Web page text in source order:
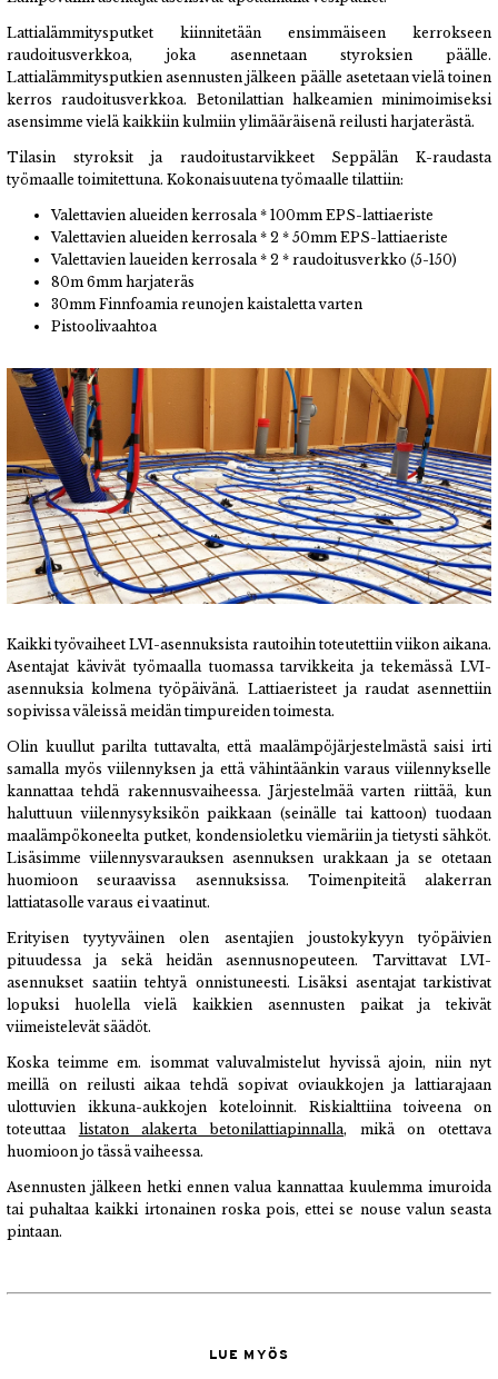
Lattialämmitysputket kiinnitetään ensimmäiseen kerrokseen
raudoitusverkkoa, joka asennetaan styroksien päälle.
Lattialämmitysputkien asennusten jälkeen päälle asetetaan vielä toinen
kerros raudoitusverkkoa. Betonilattian halkeamien minimoimiseksi
asensimme vielä kaikkiin kulmiin ylimääräisenä reilusti harjaterästä.
Tilasin styroksit ja raudoitustarvikkeet Seppälän K-raudasta
työmaalle toimitettuna. Kokonaisuutena työmaalle tilattiin:
Valettavien alueiden kerrosala * 100mm EPS-lattiaeriste
Valettavien alueiden kerrosala * 2 * 50mm EPS-lattiaeriste
Valettavien laueiden kerrosala * 2 * raudoitusverkko (5-150)
80m 6mm harjateräs
30mm Finnfoamia reunojen kaistaletta varten
Pistoolivaahtoa
Kaikki työvaiheet LVI-asennuksista rautoihin toteutettiin viikon aikana.
Asentajat kävivät työmaalla tuomassa tarvikkeita ja tekemässä LVI-
asennuksia kolmena työpäivänä. Lattiaeristeet ja raudat asennettiin
sopivissa väleissä meidän timpureiden toimesta.
Olin kuullut parilta tuttavalta, että maalämpöjärjestelmästä saisi irti
samalla myös viilennyksen ja että vähintäänkin varaus viilennykselle
kannattaa tehdä rakennusvaiheessa. Järjestelmää varten riittää, kun
haluttuun viilennysyksikön paikkaan (seinälle tai kattoon) tuodaan
maalämpökoneelta putket, kondensioletku viemäriin ja tietysti sähköt.
Lisäsimme viilennysvarauksen asennuksen urakkaan ja se otetaan
huomioon seuraavissa asennuksissa. Toimenpiteitä alakerran
lattiatasolle varaus ei vaatinut.
Erityisen tyytyväinen olen asentajien joustokykyyn työpäivien
pituudessa ja sekä heidän asennusnopeuteen. Tarvittavat LVI-
asennukset saatiin tehtyä onnistuneesti. Lisäksi asentajat tarkistivat
lopuksi huolella vielä kaikkien asennusten paikat ja tekivät
viimeistelevät säädöt.
Koska teimme em. isommat valuvalmistelut hyvissä ajoin, niin nyt
meillä on reilusti aikaa tehdä sopivat oviaukkojen ja lattiarajaan
ulottuvien ikkuna-aukkojen koteloinnit. Riskialttiina toiveena on
toteuttaa listaton alakerta betonilattiapinnalla, mikä on otettava
huomioon jo tässä vaiheessa.
Asennusten jälkeen hetki ennen valua kannattaa kuulemma imuroida
tai puhaltaa kaikki irtonainen roska pois, ettei se nouse valun seasta
pintaan.
LUE MYÖS